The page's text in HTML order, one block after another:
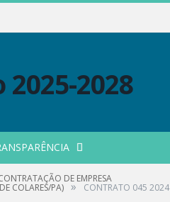
DE EMPRESA
COLARES/PA) » CONTRATO 045 2024